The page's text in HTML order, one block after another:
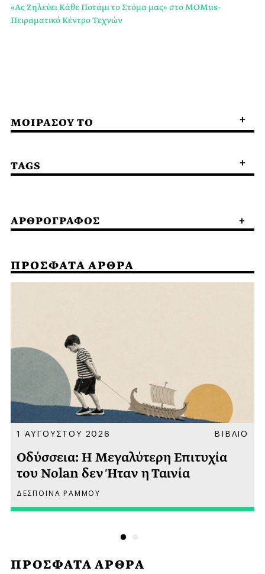
ΠΡΟΣΦΑΤΑ ΑΡΘΡΑ
«Ας Ζηλεύει Κάθε Ποτάμι το Στόμα μας» στο MOMus-
Πειραματικό Κέντρο Τεχνών
ΜΟΙΡΑΣΟΥ ΤΟ
TAGS
ΑΡΘΡΟΓΡΑΦΟΣ
ΠΡΟΣΦΑΤΑ ΑΡΘΡΑ
1 ΑΥΓΟΥΣΤΟΥ 2026 ΒΙΒΛΙΟ
Οδύσσεια: Η Μεγαλύτερη Επιτυχία
του Nolan δεν Ήταν η Ταινία
ΔΕΣΠΟΙΝΑ ΡΑΜΜΟΥ